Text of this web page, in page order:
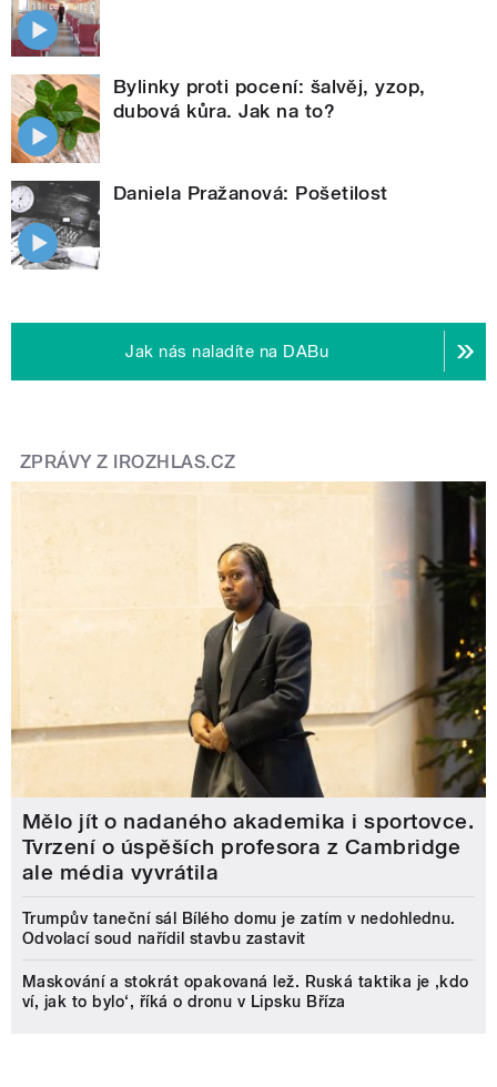
Bylinky proti pocení: šalvěj, yzop,
dubová kůra. Jak na to?
Daniela Pražanová: Pošetilost
Jak nás naladíte na DABu
ZPRÁVY Z IROZHLAS.CZ
Mělo jít o nadaného akademika i sportovce.
Tvrzení o úspěších profesora z Cambridge
ale média vyvrátila
Trumpův taneční sál Bílého domu je zatím v nedohlednu.
Odvolací soud nařídil stavbu zastavit
Maskování a stokrát opakovaná lež. Ruská taktika je ‚kdo
ví, jak to bylo‘, říká o dronu v Lipsku Bříza